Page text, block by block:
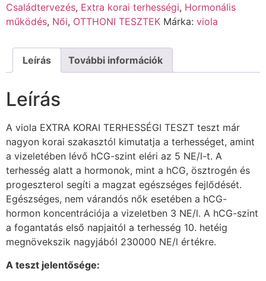
Családtervezés, Extra korai terhességi, Hormonális
működés, Női, OTTHONI TESZTEK Márka: viola
Leírás További információk
Leírás
A viola EXTRA KORAI TERHESSÉGI TESZT teszt már
nagyon korai szakasztól kimutatja a terhességet, amint
a vizeletében lévő hCG-szint eléri az 5 NE/l-t. A
terhesség alatt a hormonok, mint a hCG, ösztrogén és
progeszterol segíti a magzat egészséges fejlődését.
Egészséges, nem várandós nők esetében a hCG-
hormon koncentrációja a vizeletben 3 NE/l. A hCG-szint
a fogantatás első napjaitól a terhesség 10. hetéig
megnövekszik nagyjából 230000 NE/l értékre.
A teszt jelentősége: